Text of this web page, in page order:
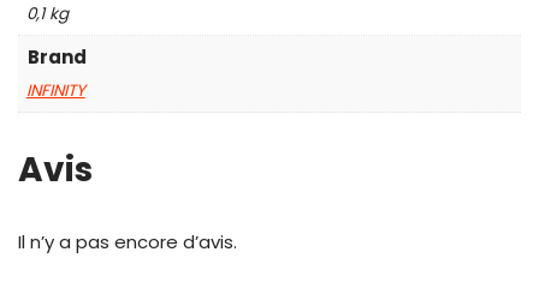
0,1 kg
Brand
INFINITY
Avis
Il n’y a pas encore d’avis.